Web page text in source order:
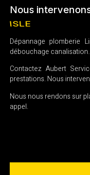
Nous
FEYTIAT
Dépannage plomberie
débouchage
Contactez Aubert
prestations. Nous
Nous nous rendons sur
appel.